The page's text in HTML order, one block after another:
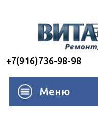
+7(916)736-98-98
Меню